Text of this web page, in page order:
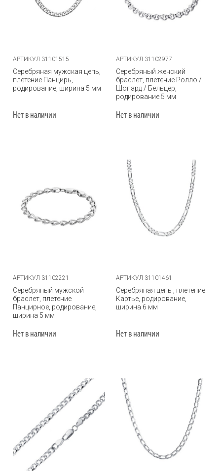
АРТИКУЛ 31101515
Серебряная мужская цепь,
плетение Панцирь,
родирование, ширина 5 мм
Нет в наличии
АРТИКУЛ 31102977
Серебряный женский
браслет, плетение Ролло /
Шопард / Бельцер,
родирование 5 мм
Нет в наличии
АРТИКУЛ 31102221
Серебряный мужской
браслет, плетение
Панцирное, родирование,
ширина 5 мм
Нет в наличии
АРТИКУЛ 31101461
Серебряная цепь , плетение
Картье, родирование,
ширина 6 мм
Нет в наличии